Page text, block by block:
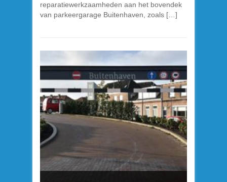
reparatiewerkzaamheden aan het bovendek
van parkeergarage Buitenhaven, zoals […]